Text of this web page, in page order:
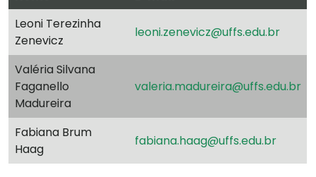
Leoni Terezinha
Zenevicz
leoni.zenevicz@uffs.edu.br
Valéria Silvana
Faganello
Madureira
valeria.madureira@uffs.edu.br
Fabiana Brum
Haag
fabiana.haag@uffs.edu.br